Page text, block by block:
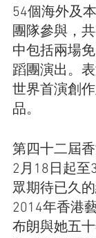
54個海外及
團隊參與，
中包括兩場
蹈團演出。
世界首演創
品。
第四十二屆
2月18日起至
眾期待已久
2014年香港
布朗與她五